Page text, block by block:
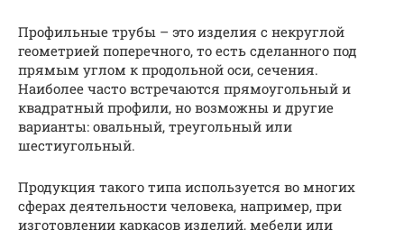
Профильные трубы – это изделия с некруглой
геометрией поперечного, то есть сделанного под
прямым углом к продольной оси, сечения.
Наиболее часто встречаются прямоугольный и
квадратный профили, но возможны и другие
варианты: овальный, треугольный или
шестиугольный.
Продукция такого типа используется во многих
сферах деятельности человека, например, при
изготовлении каркасов изделий, мебели или